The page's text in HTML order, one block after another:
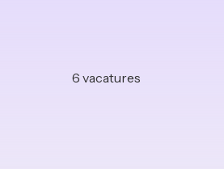
6 vacatures